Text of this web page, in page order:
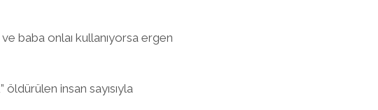
baba onlaı kullanıyorsa ergen
insan sayısıyla